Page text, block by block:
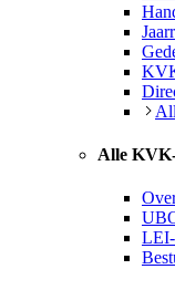
Alle